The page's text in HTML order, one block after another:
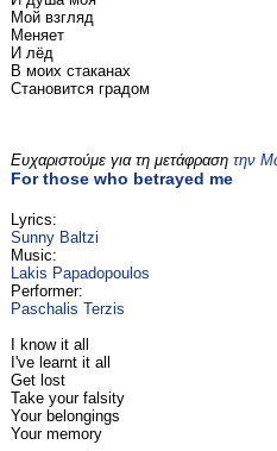
Мой взгляд
Меняет
И лёд
В моих стаканах
Становится градом
Ευχαριστούμε για τη μετάφραση την
For those who betrayed me
Lyrics:
Sunny Baltzi
Music:
Lakis Papadopoulos
Performer:
Paschalis Terzis
I know it all
I've learnt it all
Get lost
Take your falsity
Your belongings
Your memory